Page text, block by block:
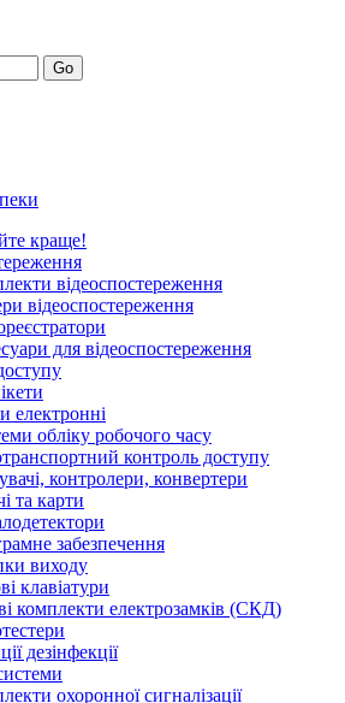
Go
краще!
відеоспостереження
відеоспостереження
для відеоспостереження
електронні
обліку робочого часу
контроль доступу
контролери, конвертери
та карти
забезпечення
виходу
клавіатури
комплекти електрозамків (СКД)
дезінфекції
охоронної сигналізації